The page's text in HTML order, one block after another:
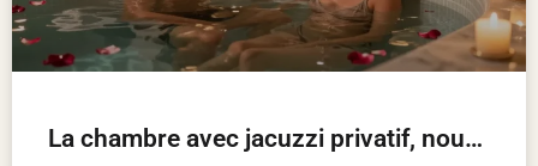
La chambre avec jacuzzi privatif, nouveau standard de l’hôtellerie romantique